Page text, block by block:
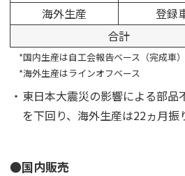
海外生産
登録
合計
*国内生産は自工会報告ベース（完成車）
*海外生産はラインオフベース
・ 東日本大震災の影響による部
を下回り、海外生産は22ヵ月振
●国内販売